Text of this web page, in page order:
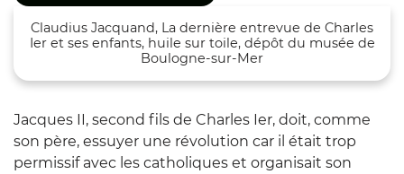
Claudius Jacquand, La dernière entrevue de Charles
Ier et ses enfants, huile sur toile, dépôt du musée de
Boulogne-sur-Mer
Jacques II, second fils de Charles Ier, doit, comme
son père, essuyer une révolution car il était trop
permissif avec les catholiques et organisait son